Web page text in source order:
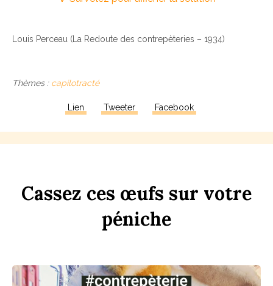
Louis Perceau (La Redoute des contrepèteries – 1934)
Thèmes : capilotracté
Lien Tweeter Facebook
Cassez ces œufs sur votre
péniche